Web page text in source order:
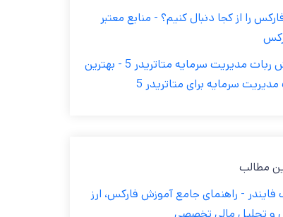
را از کجا دنبال کنیم؟ - منابع معتبر
💼آموزش ربات مدیریت سرمایه متاتریدر 5 - بهترین
سرمایه برای متاتریدر 5
مطالب
فایندر - راهنمای جامع آموزش فارکس، ارز